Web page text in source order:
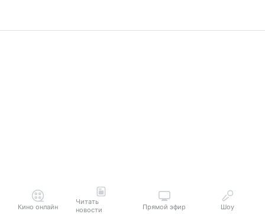
Кино онлайн
Читать
новости
Прямой эфир Шоу